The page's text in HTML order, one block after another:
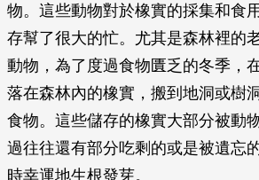
物。這些動物對於橡實的採集和食
存幫了很大的忙。尤其是森林裡的
動物，為了度過食物匱乏的冬季，
落在森林內的橡實，搬到地洞或樹
食物。這些儲存的橡實大部分被動
過往往還有部分吃剩的或是被遺忘
時幸運地生根發芽。